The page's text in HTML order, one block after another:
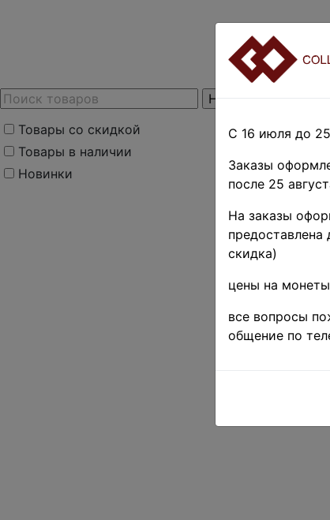
Товары со скидкой
Товары в наличии
Новинки
С 16 июля до 25
Заказы
после 25
На заказы
скидка)
цены на
все вопросы
общение по